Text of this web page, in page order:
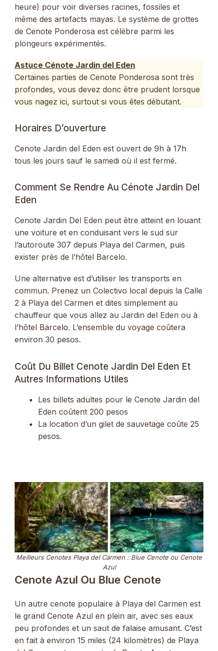
heure) pour voir diverses racines, fossiles et
même des artefacts mayas. Le système de grottes
de Cenote Ponderosa est célèbre parmi les
plongeurs expérimentés.
Astuce Cénote Jardin del Eden
Certaines parties de Cenote Ponderosa sont très
profondes, vous devez donc être prudent lorsque
vous nagez ici, surtout si vous êtes débutant.
Horaires D’ouverture
Cenote Jardin del Eden est ouvert de 9h à 17h
tous les jours sauf le samedi où il est fermé.
Comment Se Rendre Au Cénote Jardin Del
Eden
Cenote Jardin Del Eden peut être atteint en louant
une voiture et en conduisant vers le sud sur
l’autoroute 307 depuis Playa del Carmen, puis
exister près de l’hôtel Barcelo.
Une alternative est d’utiliser les transports en
commun. Prenez un Colectivo local depuis la Calle
2 à Playa del Carmen et dites simplement au
chauffeur que vous allez au Jardin del Eden ou à
l’hôtel Barcelo. L’ensemble du voyage coûtera
environ 30 pesos.
Coût Du Billet Cenote Jardin Del Eden Et
Autres Informations Utiles
Les billets adultes pour le Cenote Jardin del
Eden coûtent 200 pesos
La location d’un gilet de sauvetage coûte 25
pesos.
Meilleurs Cenotes Playa del Carmen : Blue Cenote ou Cenote
Azul
Cenote Azul Ou Blue Cenote
Un autre cenote populaire à Playa del Carmen est
le grand Cenote Azul en plein air, avec ses eaux
peu profondes et un saut de falaise amusant. C’est
en fait à environ 15 miles (24 kilomètres) de Playa